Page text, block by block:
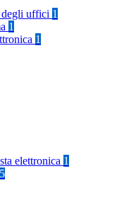
uffici 1
1
1
elettronica 1
5